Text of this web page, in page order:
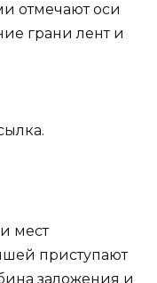
отмечают оси
грани лент и
мест
приступают
заложения и